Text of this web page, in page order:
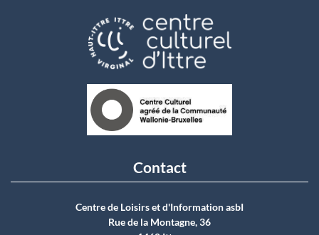
Contact
Centre de Loisirs et d'Information asbI
Rue de la Montagne, 36